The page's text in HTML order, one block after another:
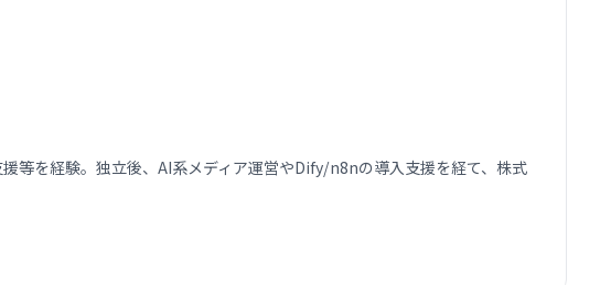
等を経験。独立後、AI系メディア運営やDify/n8nの導入支援を経て、株式